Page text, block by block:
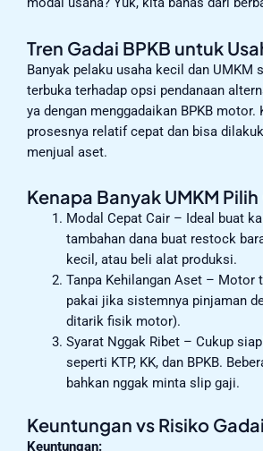
Tren Gadai BPKB untuk
Banyak pelaku usaha kecil dan UMKM
terbuka terhadap opsi pendanaan
ya dengan menggadaikan BPKB motor.
prosesnya relatif cepat dan bisa
menjual aset.
Kenapa Banyak UMKM
Modal Cepat Cair – Ideal buat
tambahan dana buat restock
kecil, atau beli alat produksi.
Tanpa Kehilangan Aset – Motor
pakai jika sistemnya pinjaman
ditarik fisik motor).
Syarat Nggak Ribet – Cukup
seperti KTP, KK, dan BPKB.
bahkan nggak minta slip gaji.
Keuntungan vs Risiko
Keuntungan: